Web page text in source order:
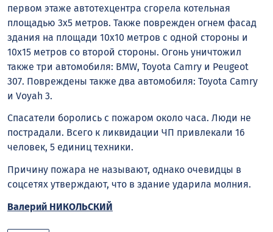
первом этаже автотехцентра сгорела котельная
площадью 3х5 метров. Также поврежден огнем фасад
здания на площади 10х10 метров с одной стороны и
10х15 метров со второй стороны. Огонь уничтожил
также три автомобиля: BMW, Toyota Camry и Peugeot
307. Повреждены также два автомобиля: Toyota Camry
и Voyah 3.
Спасатели боролись с пожаром около часа. Люди не
пострадали. Всего к ликвидации ЧП привлекали 16
человек, 5 единиц техники.
Причину пожара не называют, однако очевидцы в
соцсетях утверждают, что в здание ударила молния.
Валерий НИКОЛЬСКИЙ